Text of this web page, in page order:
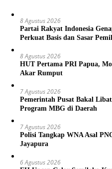
8 Agustus 2026
Partai Rakyat Indonesia
Perkuat Basis dan Sasar
8 Agustus 2026
HUT Pertama PRI Papua,
Akar Rumput
7 Agustus 2026
Pemerintah Pusat Bakal
Program MBG di Daerah
7 Agustus 2026
Polisi Tangkap WNA Asal
Jayapura
6 Agustus 2026